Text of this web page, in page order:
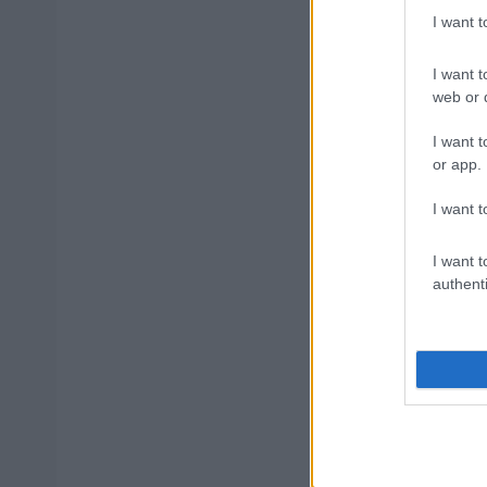
I want
I want
web or
I want
or app.
I want
I want
e-ΕΦΚΑ:
ΔΥΠΑ:
Στάδιο